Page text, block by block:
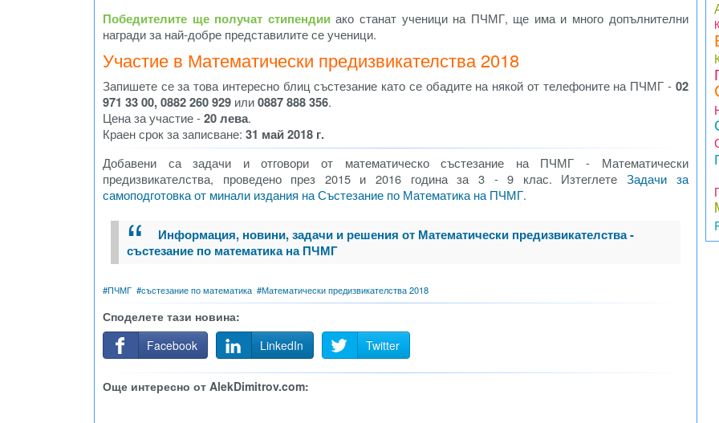
Победителите ще получат стипендииако станат ученици на ПЧМГ, ще има и много допълнителни
награди за най-добре представилите се ученици.
Участие в Математически предизвикателства 2018
Запишете се за това интересно блиц състезание като се обадите на някой от телефоните на ПЧМГ - 02
971 33 00, 0882 260 929 или0887 888 356.
Цена за участие -20 лева.
Краен срок за записване: 31 май 2018 г.
Добавени са задачи и отговори от математическо състезание на ПЧМГ - Математически
предизвикателства, проведено през 2015 и 2016 година за 3 - 9 клас. Изтеглете Задачи за
самоподготовка от минали издания на Състезание по Математика на ПЧМГ.
Информация, новини, задачи и решения от Математически предизвикателства -
състезание по математика на ПЧМГ
#ПЧМГ #състезание по математика #Математически предизвикателства 2018
Споделете тази новина:
Facebook
LinkedIn Twitter
Още интересно от AlekDimitrov.com: